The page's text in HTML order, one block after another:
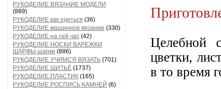
РУКОДЕЛИЕ ВЯЗАНИЕ МОДЕЛИ
(889)
РУКОДЕЛИЕ как одеться (36)
РУКОДЕЛИЕ машинное вязание (330)
РУКОДЕЛИЕ на сей час (42)
РУКОДЕЛИЕ НОСКИ ВАРЕЖКИ
ШАРФЫ шапки (886)
РУКОДЕЛИЕ УЧИМСЯ ВЯЗАТЬ (701)
РУКОДЕЛИЕ ШИТЬЁ (1737)
РУКОДЕЛИЕ.ПЛАСТИК (165)
РУКОДЕЛИЕ.РОСПИСЬ КАМНЕЙ (6)
Целебной
цветки,
в то время